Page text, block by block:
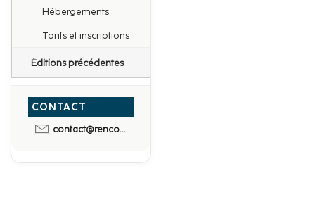
Hébergements
Tarifs et inscriptions
Éditions précédentes
CONTACT
contact@rencontres-du-vegetal.fr